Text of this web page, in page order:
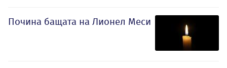
Почина бащата на Лионел Меси